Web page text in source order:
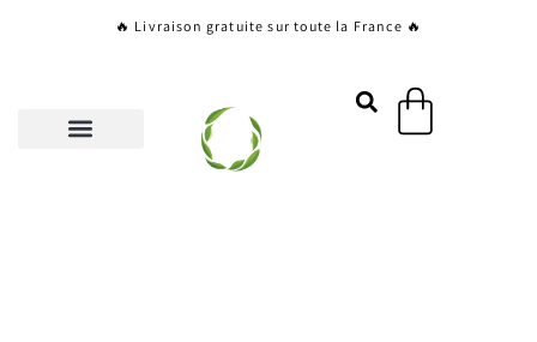
🔥 Livraison gratuite sur toute la France 🔥
Panier